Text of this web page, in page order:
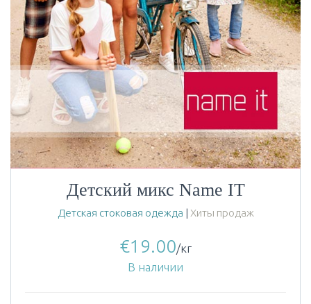
Детский микс Name IT
Детская стоковая одежда | Хиты продаж
€19.00/кг
В наличии